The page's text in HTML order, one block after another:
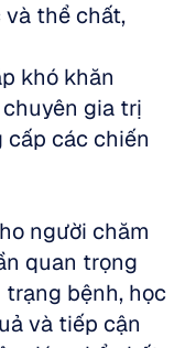
thể chất,
khó khăn
gia trị
các chiến
người chăm
quan trọng
bệnh, học
và tiếp cận